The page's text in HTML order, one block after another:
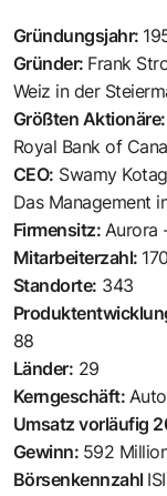
Gründungsjahr:
Gründer: Frank
Weiz in der
Größten Aktionäre:
Royal Bank of
CEO: Swamy
Das Management
Firmensitz: Aurora
Mitarbeiterzahl:
Standorte: 343
88
Länder: 29
Kerngeschäft:
Umsatz vorläufig
Gewinn: 592
Börsenkennzahl